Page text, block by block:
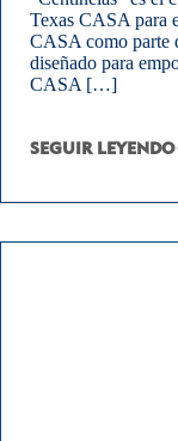
Texas CASA para
CASA como parte
diseñado para
CASA […]
SEGUIR LEYENDO